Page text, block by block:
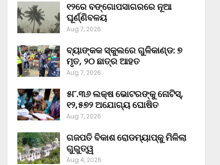
୧୨ରେ ବଙ୍ଗୋପସାଗରରେ ନୂଆ
ଘୂର୍ଣ୍ଣିବଳୟ
Aug 7, 2026
ବ୍ୟାଙ୍କକ ସ୍କୁଲରେ ଗୁଳିକାଣ୍ଡ: ୭
ମୃତ, ୨୦ ଛାତ୍ର ଆହତ
Aug 7, 2026
୫୮.୩୬ ଲକ୍ଷ ଭୋଟରଙ୍କୁ ନୋଟିସ୍‌,
୧୨,୫୭୨ ଅଯୋଗ୍ୟ ଘୋଷିତ
Aug 7, 2026
ଗଜପତି ବିକାଶ ରୋଡମ୍ୟାପ୍‌କୁ ମିଳିଲା
ଗୁରୁତ୍ୱ
Aug 4, 2026